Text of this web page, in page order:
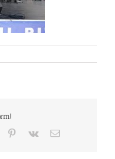
Pinterest
Vk Email